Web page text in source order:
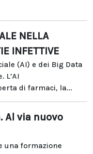
NELLA
INFETTIVE
(AI) e dei Big Data
L’AI
di farmaci, la...
Al via nuovo
una formazione